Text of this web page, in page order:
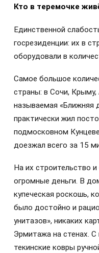
Кто в теремочке
Единственной
госрезиденции: их в
оборудовали в
Самое большое
страны: в Сочи,
называемая «Ближняя
практически жил
подмосковном
доезжал всего за 15
На их строительство
огромные деньги. В
купеческая роскошь,
было достойно и
унитазов», никаких
Эрмитажа на стенах. С
текинские ковры